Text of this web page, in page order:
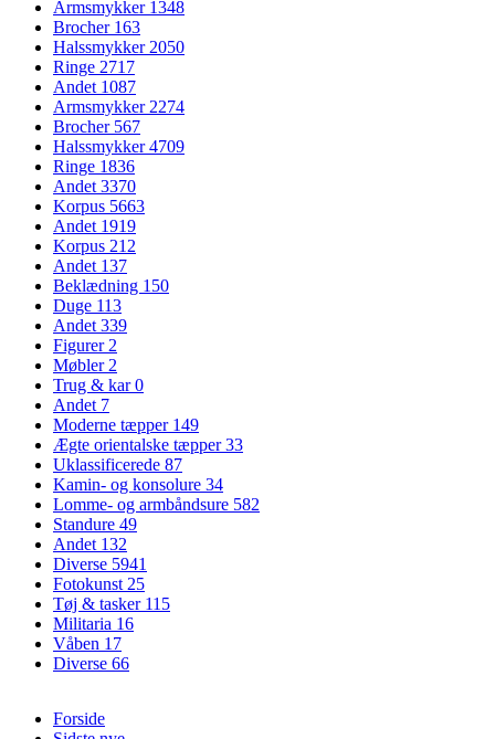
Armsmykker 1348
Brocher 163
Halssmykker2050
Ringe 2717
Andet 1087
Armsmykker2274
Brocher 567
Halssmykker4709
Ringe 1836
Andet3370
Korpus 5663
Andet 1919
Korpus 212
Andet 137
Beklædning 150
Duge 113
Andet339
Figurer2
Møbler2
Trug & kar0
Andet 7
Moderne tæpper 149
Ægte orientalske tæpper33
Uklassificerede 87
Kamin- og konsolure 34
Lomme- og armbåndsure 582
Standure 49
Andet 132
Diverse 5941
Fotokunst25
Tøj & tasker 115
Militaria 16
Våben 17
Diverse 66
Forside